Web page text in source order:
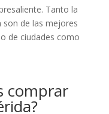
Tanto la
son de las mejores
de ciudades como
comprar